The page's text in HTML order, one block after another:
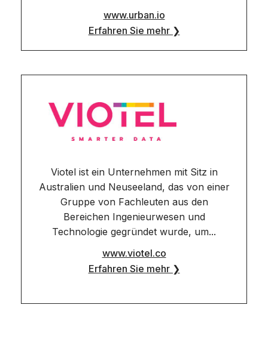
www.urban.io
Erfahren Sie mehr ❯
Viotel ist ein Unternehmen mit Sitz in
Australien und Neuseeland, das von einer
Gruppe von Fachleuten aus den
Bereichen Ingenieurwesen und
Technologie gegründet wurde, um...
www.viotel.co
Erfahren Sie mehr ❯